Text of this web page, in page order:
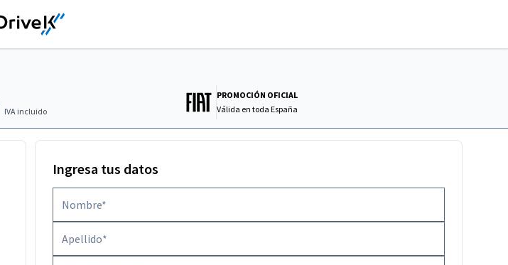
IVA incluido
PROMOCIÓN OFICIAL
Válida entoda España
Ingresa tus datos